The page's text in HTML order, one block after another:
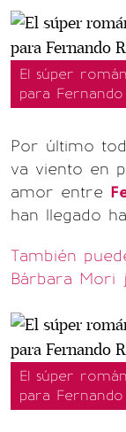
El súper
para
Por último
va viento en
amor entre
han llegado
También
Bárbara Mori
El súper
para